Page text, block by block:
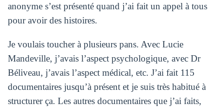
anonyme s’est présenté quand j’ai fait un appel à tous
pour avoir des histoires.
Je voulais toucher à plusieurs pans. Avec Lucie
Mandeville, j’avais l’aspect psychologique, avec Dr
Béliveau, j’avais l’aspect médical, etc. J’ai fait 115
documentaires jusqu’à présent et je suis très habitué à
structurer ça. Les autres documentaires que j’ai faits,